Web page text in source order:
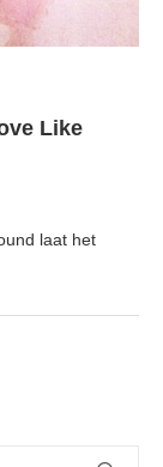
Like
laat het